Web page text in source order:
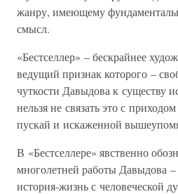
жанру, имеющему
смысл.
«Бестселлер» – бескрайнее
ведущий признак которого –
чуткости Давыдова к существу
нельзя не связать это с
пускай и искаженной
В «Бестселлере» явственно
многолетней работы Давыдова –
история-жизнь с человеческой